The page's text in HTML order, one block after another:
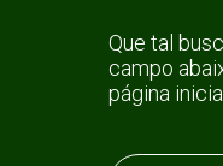
Que tal
campo
página